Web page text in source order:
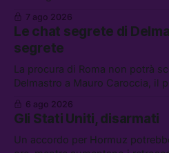
lavoro, Schlein prova a mettere
che cos’è lo “Spiralismo,” la
7 ago 2026
Le chat segrete di
segrete
La procura di Roma non potrà
Delmastro a Mauro Caroccia, il
attacchi in Libano, il governo
flessibilità in armi e energia, e
abbandonata
6 ago 2026
Gli Stati Uniti, disarmati
Un accordo per Hormuz